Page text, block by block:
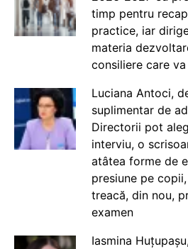
timp pentru
practice, iar
materia
consiliere care
Luciana Antoci,
suplimentar de
Directorii pot
interviu, o
atâtea forme de
presiune pe
treacă, din nou,
examen
Iasmina